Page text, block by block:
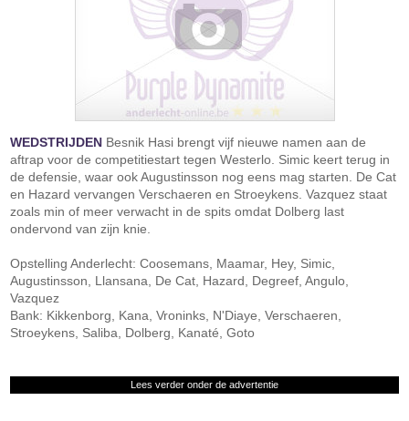
WEDSTRIJDEN Besnik Hasi brengt vijf nieuwe namen aan de
aftrap voor de competitiestart tegen Westerlo. Simic keert terug in
de defensie, waar ook Augustinsson nog eens mag starten. De Cat
en Hazard vervangen Verschaeren en Stroeykens. Vazquez staat
zoals min of meer verwacht in de spits omdat Dolberg last
ondervond van zijn knie.
Opstelling Anderlecht: Coosemans, Maamar, Hey, Simic,
Augustinsson, Llansana, De Cat, Hazard, Degreef, Angulo,
Vazquez
Bank: Kikkenborg, Kana, Vroninks, N'Diaye, Verschaeren,
Stroeykens, Saliba, Dolberg, Kanaté, Goto
Lees verder onder de advertentie